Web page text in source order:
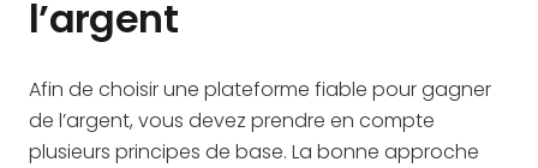
l’argent
Afin de choisir une plateforme fiable pour gagner
de l’argent, vous devez prendre en compte
plusieurs principes de base. La bonne approche